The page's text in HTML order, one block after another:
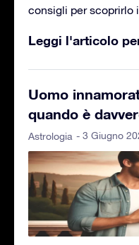
consigli per scoprirlo
Leggi l'articolo
Uomo
quando è
Astrologia - 3 Giugno